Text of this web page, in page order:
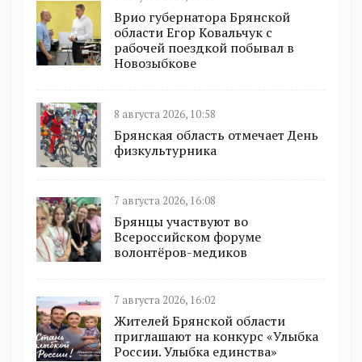
Врио губернатора Брянской
области Егор Ковальчук с
рабочей поездкой побывал в
Новозыбкове
8 августа 2026, 10:58
Брянская область отмечает День
физкультурника
7 августа 2026, 16:08
Брянцы участвуют во
Всероссийском форуме
волонтёров-медиков
7 августа 2026, 16:02
Жителей Брянской области
приглашают на конкурс «Улыбка
России. Улыбка единства»